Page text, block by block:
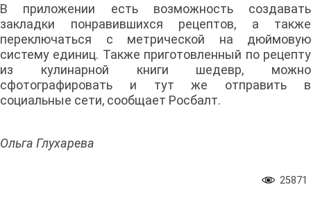
В приложении есть возможность создавать
закладки понравившихся рецептов, а также
переключаться с метрической на дюймовую
систему единиц. Также приготовленный по рецепту
из кулинарной книги шедевр, можно
сфотографировать и тут же отправить в
социальные сети, сообщает Росбалт.
Ольга Глухарева
25871